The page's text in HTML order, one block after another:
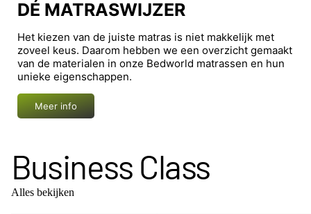
DÉ MATRASWIJZER
Het kiezen van de juiste matras is niet makkelijk met
zoveel keus. Daarom hebben we een overzicht gemaakt
van de materialen in onze Bedworld matrassen en hun
unieke eigenschappen.
Meer info
Business Class
Alles bekijken